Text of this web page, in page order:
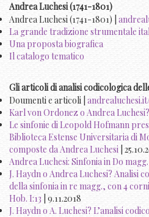
Andrea Luchesi (1741-1801)
Andrea Luchesi (1741-1801) |
La grande tradizione strumentale
Una proposta biografica
Il catalogo tematico
Gli articoli di analisi codicologica
Doumenti e articoli |
Karl von Ordonez o Andrea Luchesi?
Le sinfonie di Leopold Hofmann
Biblioteca Estense Universitaria di
composte da Andrea Luchesi |
Andrea Luchesi: Sinfonia in Do magg.
J. Haydn o Andrea Luchesi? Analisi
della sinfonia in re magg., con 4
Hob. I:13 | 9.11.2018
J. Haydn o A. Luchesi? L’analisi